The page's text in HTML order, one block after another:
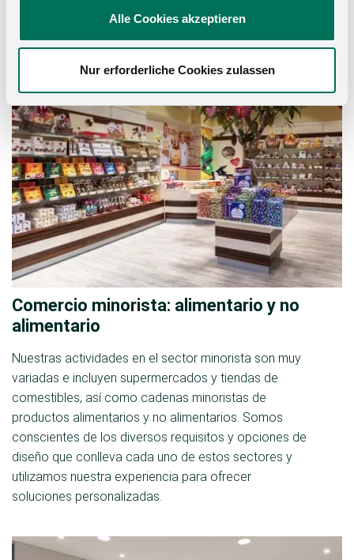
Alle Cookies akzeptieren
Nur erforderliche Cookies zulassen
equipamiento de tiendas abarcan diversos sectores y
áreas de negocio.
Comercio minorista: alimentario y no
alimentario
Nuestras actividades en el sector minorista son muy
variadas e incluyen supermercados y tiendas de
comestibles, así como cadenas minoristas de
productos alimentarios y no alimentarios. Somos
conscientes de los diversos requisitos y opciones de
diseño que conlleva cada uno de estos sectores y
utilizamos nuestra experiencia para ofrecer
soluciones personalizadas.